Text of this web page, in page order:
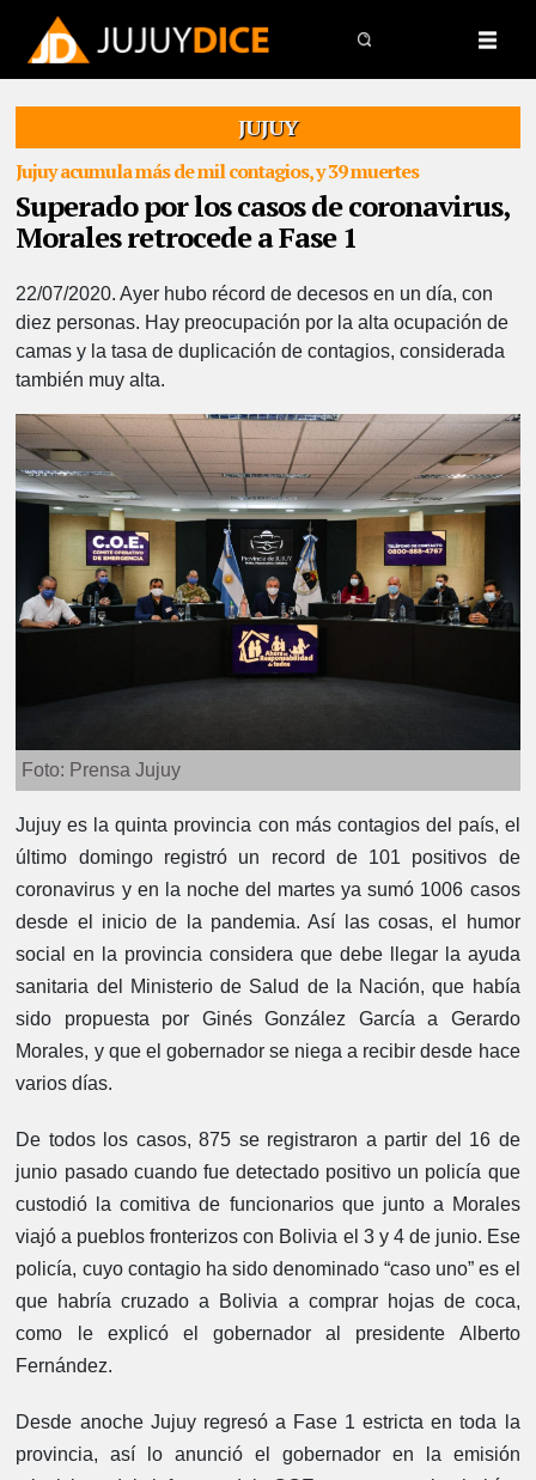
JUJUY
Jujuy acumula más de mil contagios, y 39 muertes
Superado por los casos de coronavirus,
Morales retrocede a Fase 1
22/07/2020. Ayer hubo récord de decesos en un día, con
diez personas. Hay preocupación por la alta ocupación de
camas y la tasa de duplicación de contagios, considerada
también muy alta.
Foto: Prensa Jujuy
Jujuy es la quinta provincia con más contagios del país, el
último domingo registró un record de 101 positivos de
coronavirus y en la noche del martes ya sumó 1006 casos
desde el inicio de la pandemia. Así las cosas, el humor
social en la provincia considera que debe llegar la ayuda
sanitaria del Ministerio de Salud de la Nación, que había
sido propuesta por Ginés González García a Gerardo
Morales, y que el gobernador se niega a recibir desde hace
varios días.
De todos los casos, 875 se registraron a partir del 16 de
junio pasado cuando fue detectado positivo un policía que
custodió la comitiva de funcionarios que junto a Morales
viajó a pueblos fronterizos con Bolivia el 3 y 4 de junio. Ese
policía, cuyo contagio ha sido denominado “caso uno” es el
que habría cruzado a Bolivia a comprar hojas de coca,
como le explicó el gobernador al presidente Alberto
Fernández.
Desde anoche Jujuy regresó a Fase 1 estricta en toda la
provincia, así lo anunció el gobernador en la emisión